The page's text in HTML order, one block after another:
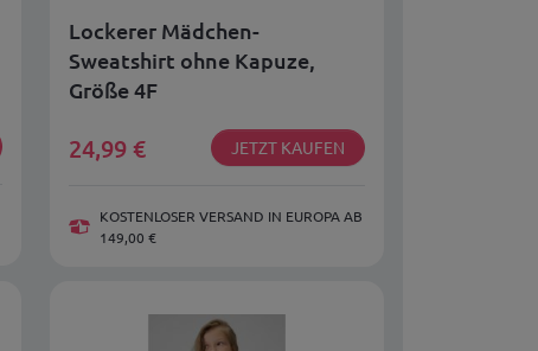
Lockerer Mädchen-
Sweatshirt ohne Kapuze,
Größe 4F
24,99 € JETZT KAUFEN
KOSTENLOSER VERSAND IN EUROPA AB
149,00 €